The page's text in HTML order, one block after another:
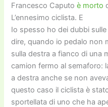
Francesco Caputoè morto
L’ennesimo ciclista. E
Io spesso ho dei dubbi
dire, quando io pedalo non
sulla destra a fianco di una
camion fermo al semaforo:
a destra anche se non
questo caso il ciclista è
sportellata di uno che ha